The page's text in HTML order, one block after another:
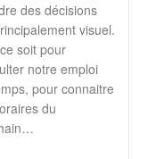
des décisions
visuel.
soit pour
notre emploi
pour connaitre
du